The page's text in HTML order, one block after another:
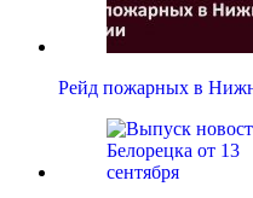
Рейд пожарных в